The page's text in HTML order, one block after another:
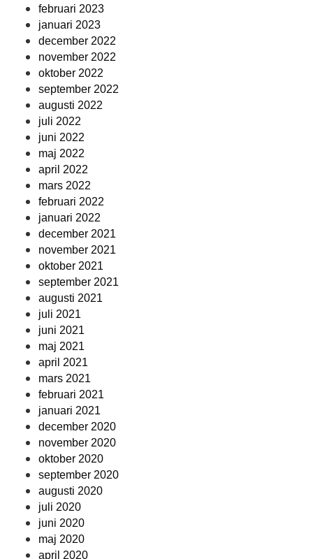
februari 2023
januari 2023
december 2022
november 2022
oktober 2022
september 2022
augusti 2022
juli 2022
juni 2022
maj 2022
april 2022
mars 2022
februari 2022
januari 2022
december 2021
november 2021
oktober 2021
september 2021
augusti 2021
juli 2021
juni 2021
maj 2021
april 2021
mars 2021
februari 2021
januari 2021
december 2020
november 2020
oktober 2020
september 2020
augusti 2020
juli 2020
juni 2020
maj 2020
april 2020